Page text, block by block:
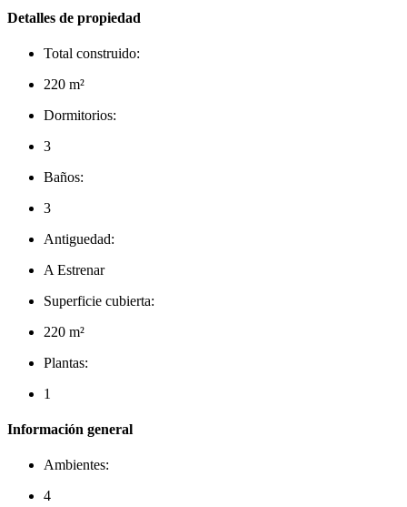
Detalles de propiedad
Total construido:
220 m²
Dormitorios:
3
Baños:
3
Antiguedad:
A Estrenar
Superficie cubierta:
220 m²
Plantas:
1
Información general
Ambientes:
4